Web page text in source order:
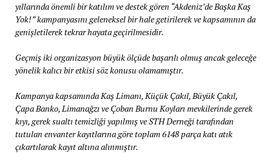
yıllarında önemli bir katılım ve destek gören “Akdeniz’de Başka Kaş
Yok!” kampanyasını geleneksel bir hale getirilerek ve kapsamının da
genişletilerek tekrar hayata geçirilmesidir.
Geçmiş iki organizasyon büyük ölçüde başarılı olmuş ancak geleceğe
yönelik kalıcı bir etkisi söz konusu olamamıştır.
Kampanya kapsamında Kaş Limanı, Küçük Çakıl, Büyük Çakıl,
Çapa Banko, Limanağzı ve Çoban Burnu Koyları mevkilerinde gerek
kıyı, gerek sualtı temizliği yapılmış ve STH Derneği tarafından
tutulan envanter kayıtlarına göre toplam 6148 parça katı atık
çıkartılarak kayıt altına alınmıştır.